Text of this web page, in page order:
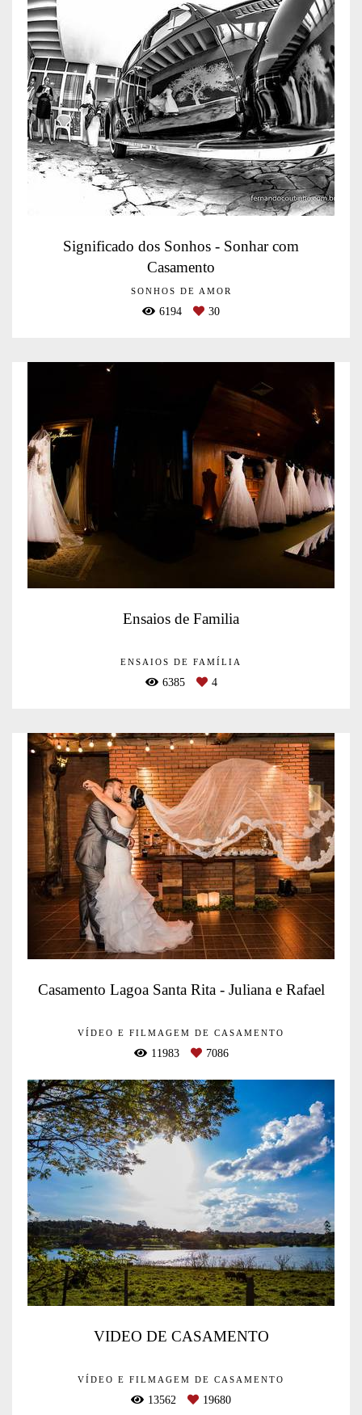
Significado dos Sonhos - Sonhar com
Casamento
SONHOS DE AMOR
6194 30
Ensaios de Familia
ENSAIOS DE FAMÍLIA
6385 4
Casamento Lagoa Santa Rita - Juliana e Rafael
VÍDEO E FILMAGEM DE CASAMENTO
11983 7086
VIDEO DE CASAMENTO
VÍDEO E FILMAGEM DE CASAMENTO
13562 19680